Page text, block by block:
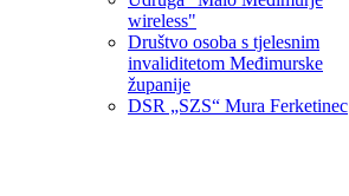
wireless"
Društvo osoba s tjelesnim
invaliditetom Međimurske
županije
DSR „SZS“ Mura Ferketinec